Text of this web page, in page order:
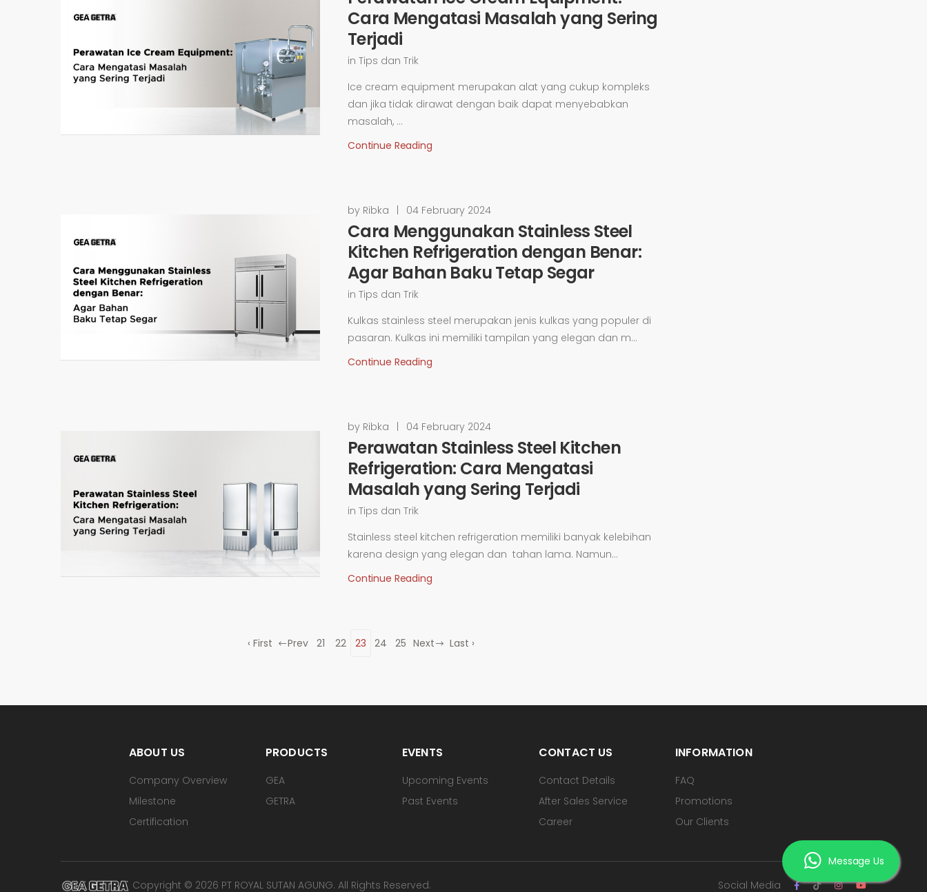
Cara Mengatasi Masalah yang Sering
Terjadi
in Tips dan Trik
Ice cream equipment merupakan alat yang cukup kompleks
dan jika tidak dirawat dengan baik dapat menyebabkan
masalah, ...
Continue Reading
by Ribka 04 February 2024
Cara Menggunakan Stainless Steel
Kitchen Refrigeration dengan Benar:
Agar Bahan Baku Tetap Segar
in Tips dan Trik
Kulkas stainless steel merupakan jenis kulkas yang populer di
pasaran. Kulkas ini memiliki tampilan yang elegan dan m...
Continue Reading
by Ribka 04 February 2024
Perawatan Stainless Steel Kitchen
Refrigeration: Cara Mengatasi
Masalah yang Sering Terjadi
in Tips dan Trik
Stainless steel kitchen refrigeration memiliki banyak kelebihan
karena design yang elegan dan tahan lama. Namun...
Continue Reading
‹ First Prev 21 22 23 24 25 Next Last ›
ABOUT US
Company Overview
Milestone
Certification
PRODUCTS
GEA
GETRA
EVENTS
Upcoming Events
Past Events
CONTACT US
Contact Details
After Sales Service
Career
INFORMATION
FAQ
Promotions
Our Clients
Message Us
Copyright © 2026 PT ROYAL SUTAN AGUNG. All Rights Reserved.
Social Media